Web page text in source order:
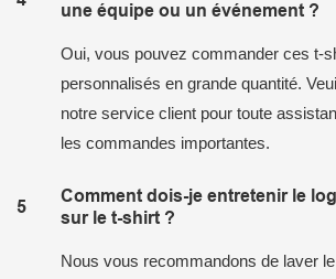
une équipe ou un événement ?
Oui, vous pouvez commander ces t-
personnalisés en grande quantité.
notre service client pour toute
les commandes importantes.
5
Comment dois-je entretenir le
sur le t-shirt ?
Nous vous recommandons de laver